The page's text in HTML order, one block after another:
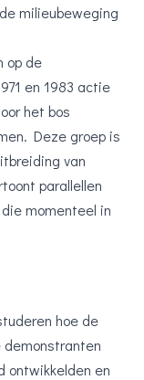
milieubeweging
op de
en 1983 actie
het bos
Deze groep is
van
parallellen
momenteel in
hoe de
demonstranten
ontwikkelden en